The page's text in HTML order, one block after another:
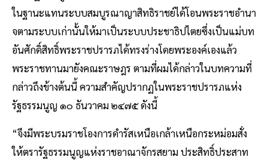
ในฐานะแทนระบบสมบูรณาญาสิทธิราชย์ได้โอนพระราชอํานา
จตามระบบเก่านั้นให้มาเป็นระบบประชาธิปไตยซึ่งเป็นแม่บท
อันศักดิ์สิทธิ์พระราชปรารภได้ทรงร่างโดยพระองค์เองแล้ว
พระราชทานมายังคณะราษฎร ตามที่ผมได้กล่าวในบทความที่
กล่าวถึงข้างต้นนี้ ความสําคัญปรากฏในพระราชปรารภแห่ง
รัฐธรรมนูญ ๑๐ ธันวาคม ๒๔๗๕ ดังนี้
“จึงมีพระบรมราชโองการดํารัสเหนือเกล้าเหนือกระหม่อมสั่ง
ให้ตรารัฐธรรมนูญแห่งราชอาณาจักรสยาม ประสิทธิ์ประสาท